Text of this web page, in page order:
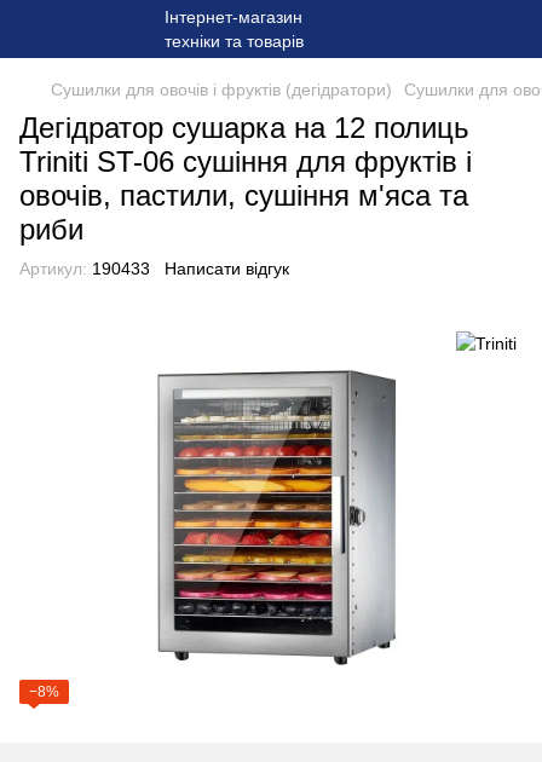
Сушилки для овочів і фруктів (дегідратори) Сушилки для
Дегідратор сушарка на 12 полиць
Triniti ST-06 сушіння для фруктів і
овочів, пастили, сушіння м'яса та
риби
Артикул: 190433 Написати відгук
−8%